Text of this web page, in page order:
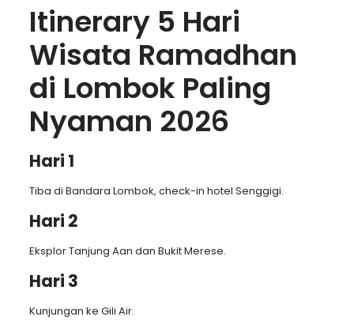
Itinerary 5 Hari
Wisata Ramadhan
di Lombok Paling
Nyaman 2026
Hari 1
Tiba di Bandara Lombok, check-in hotel Senggigi.
Hari 2
Eksplor Tanjung Aan dan Bukit Merese.
Hari 3
Kunjungan ke Gili Air.